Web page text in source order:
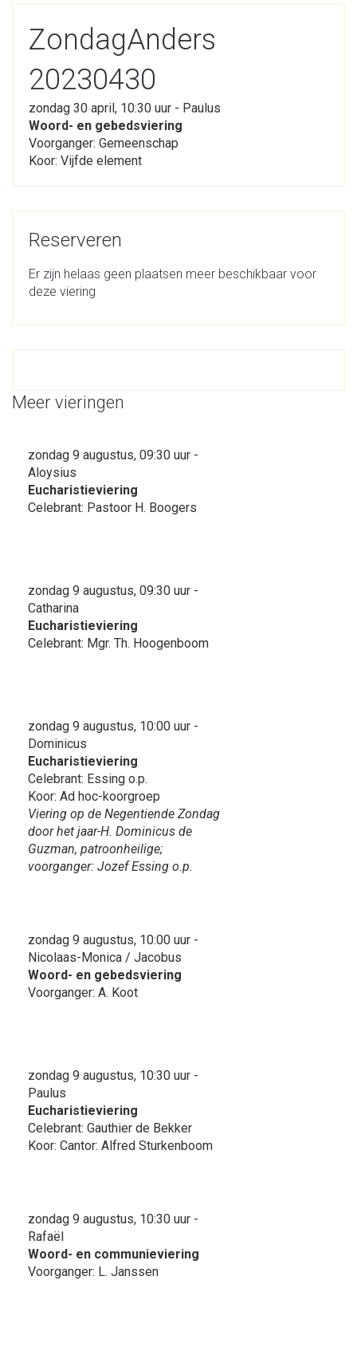
ZondagAnders
20230430
zondag 30 april, 10:30 uur - Paulus
Woord- en gebedsviering
Voorganger: Gemeenschap
Koor: Vijfde element
Reserveren
Er zijn helaas geen plaatsen meer beschikbaar voor
deze viering
Meer vieringen
zondag 9 augustus, 09:30 uur -
Aloysius
Eucharistieviering
Celebrant: Pastoor H. Boogers
zondag 9 augustus, 09:30 uur -
Catharina
Eucharistieviering
Celebrant: Mgr. Th. Hoogenboom
zondag 9 augustus, 10:00 uur -
Dominicus
Eucharistieviering
Celebrant: Essing o.p.
Koor: Ad hoc-koorgroep
Viering op de Negentiende Zondag
door het jaar-H. Dominicus de
Guzman, patroonheilige;
voorganger: Jozef Essing o.p.
zondag 9 augustus, 10:00 uur -
Nicolaas-Monica / Jacobus
Woord- en gebedsviering
Voorganger: A. Koot
zondag 9 augustus, 10:30 uur -
Paulus
Eucharistieviering
Celebrant: Gauthier de Bekker
Koor: Cantor: Alfred Sturkenboom
zondag 9 augustus, 10:30 uur -
Rafaël
Woord- en communieviering
Voorganger: L. Janssen